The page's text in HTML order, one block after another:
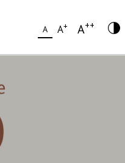
A A+ A++